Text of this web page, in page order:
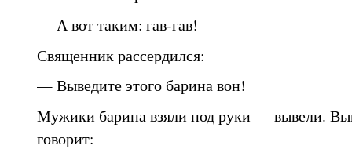
— А вот таким: гав-гав!
Священник рассердился:
— Выведите этого барина вон!
Мужики барина взяли под руки — вывели.
говорит: